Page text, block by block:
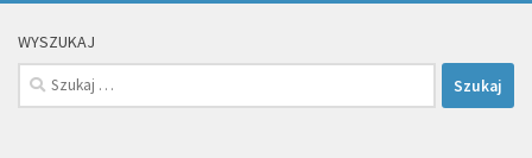
WYSZUKAJ
Szukaj: